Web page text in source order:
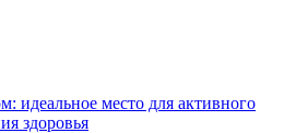
идеальное место для активного
здоровья